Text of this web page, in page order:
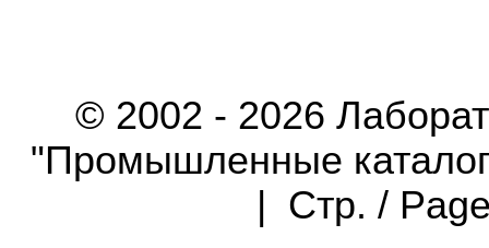
© 2002 - 2026
"Промышленные
| Стр. /